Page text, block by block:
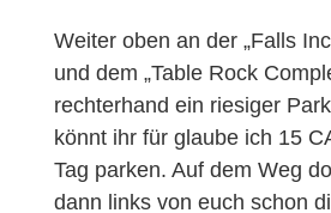
Weiter oben an der „Falls
und dem „Table Rock
rechterhand ein riesiger
könnt ihr für glaube ich 15
Tag parken. Auf dem Weg
dann links von euch schon